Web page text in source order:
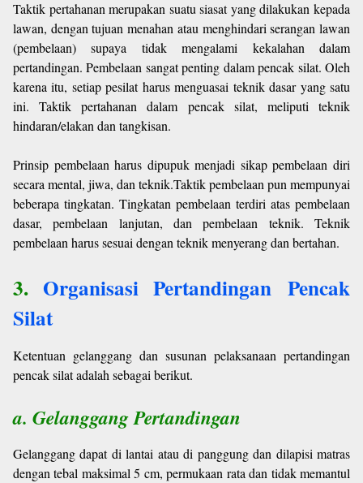
Taktik pertahanan merupakan suatu siasat yang dilakukan kepada
lawan, dengan tujuan menahan atau menghindari serangan lawan
(pembelaan) supaya tidak mengalami kekalahan dalam
pertandingan. Pembelaan sangat penting dalam pencak silat. Oleh
karena itu, setiap pesilat harus menguasai teknik dasar yang satu
ini. Taktik pertahanan dalam pencak silat, meliputi teknik
hindaran/elakan dan tangkisan.
Prinsip pembelaan harus dipupuk menjadi sikap pembelaan diri
secara mental, jiwa, dan teknik.Taktik pembelaan pun mempunyai
beberapa tingkatan. Tingkatan pembelaan terdiri atas pembelaan
dasar, pembelaan lanjutan, dan pembelaan teknik. Teknik
pembelaan harus sesuai dengan teknik menyerang dan bertahan.
3. Organisasi Pertandingan Pencak
Silat
Ketentuan gelanggang dan susunan pelaksanaan pertandingan
pencak silat adalah sebagai berikut.
a. Gelanggang Pertandingan
Gelanggang dapat di lantai atau di panggung dan dilapisi matras
dengan tebal maksimal 5 cm, permukaan rata dan tidak memantul